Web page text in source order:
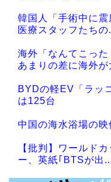
韓国人「手術中に
医療スタッフたちの
海外「なんてこっ
あまりの差に海外が
BYDの軽EV「ラッ
は125台
中国の海水浴場の映
【批判】ワールド
ー、英紙｢BTSが出